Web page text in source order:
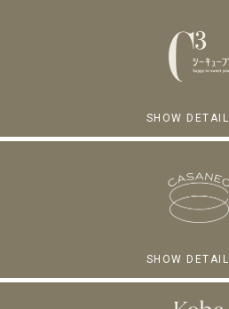
SHOW DETAIL
SHOW DETAIL